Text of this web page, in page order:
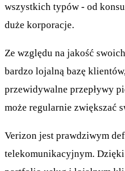
wszystkich typów - od
duże korporacje.
Ze względu na jakość
bardzo lojalną bazę
przewidywalne przepływy
może regularnie zwiększać
Verizon jest prawdziwym
telekomunikacyjnym.